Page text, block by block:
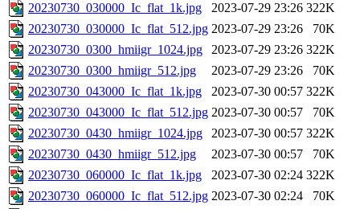
20230730_030000_Ic_flat_1k.jpg
2023-07-29 23:26 322K
20230730_030000_Ic_flat_512.jpg 2023-07-29 23:26
70K
20230730_0300_hmiigr_1024.jpg
2023-07-29 23:26 322K
20230730_0300_hmiigr_512.jpg
2023-07-29 23:26
70K
20230730_043000_Ic_flat_1k.jpg
2023-07-30 00:57 322K
20230730_043000_Ic_flat_512.jpg 2023-07-30 00:57
70K
20230730_0430_hmiigr_1024.jpg
2023-07-30 00:57 322K
20230730_0430_hmiigr_512.jpg
2023-07-30 00:57
70K
20230730_060000_Ic_flat_1k.jpg
2023-07-30 02:24 322K
20230730_060000_Ic_flat_512.jpg 2023-07-30 02:24
70K